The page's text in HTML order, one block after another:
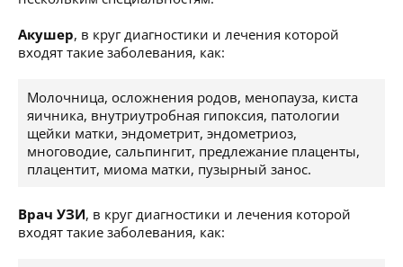
Акушер, в круг диагностики и лечения которой
входят такие заболевания, как:
Молочница, осложнения родов, менопауза, киста
яичника, внутриутробная гипоксия, патологии
щейки матки, эндометрит, эндометриоз,
многоводие, сальпингит, предлежание плаценты,
плацентит, миома матки, пузырный занос.
Врач УЗИ, в круг диагностики и лечения которой
входят такие заболевания, как: